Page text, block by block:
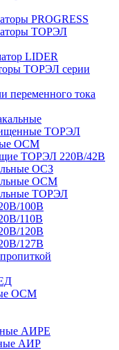
PROGRESS
ТОРЭЛ
LIDER
ТОРЭЛ серии
переменного тока
ТОРЭЛ
ОСМ
ТОРЭЛ 220В/42В
ОСЗ
ОСМ
ТОРЭЛ
100В
110В
120В
127В
ОСМ
АИРЕ
АИР